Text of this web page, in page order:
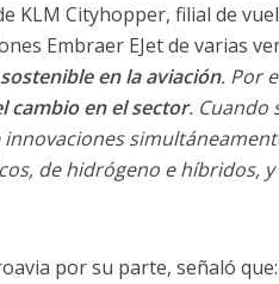
KLM Cityhopper, filial de
Embraer EJet de varias
en la aviación. Por
cambio en el sector. Cuando
de hidrógeno e híbridos,
por su parte, señaló que: